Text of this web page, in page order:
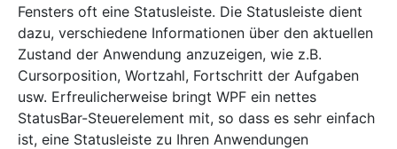
Fensters oft eine Statusleiste. Die Statusleiste dient
dazu, verschiedene Informationen über den aktuellen
Zustand der Anwendung anzuzeigen, wie z.B.
Cursorposition, Wortzahl, Fortschritt der Aufgaben
usw. Erfreulicherweise bringt WPF ein nettes
StatusBar-Steuerelement mit, so dass es sehr einfach
ist, eine Statusleiste zu Ihren Anwendungen